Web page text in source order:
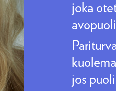
joka
jos